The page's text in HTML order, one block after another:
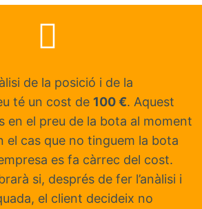
de la posició i de la
té un cost de 100 €. Aquest
en el preu de la bota al moment
el cas que no tinguem la bota
es fa càrrec del cost.
si, després de fer l’anàlisi i
el client decideix no